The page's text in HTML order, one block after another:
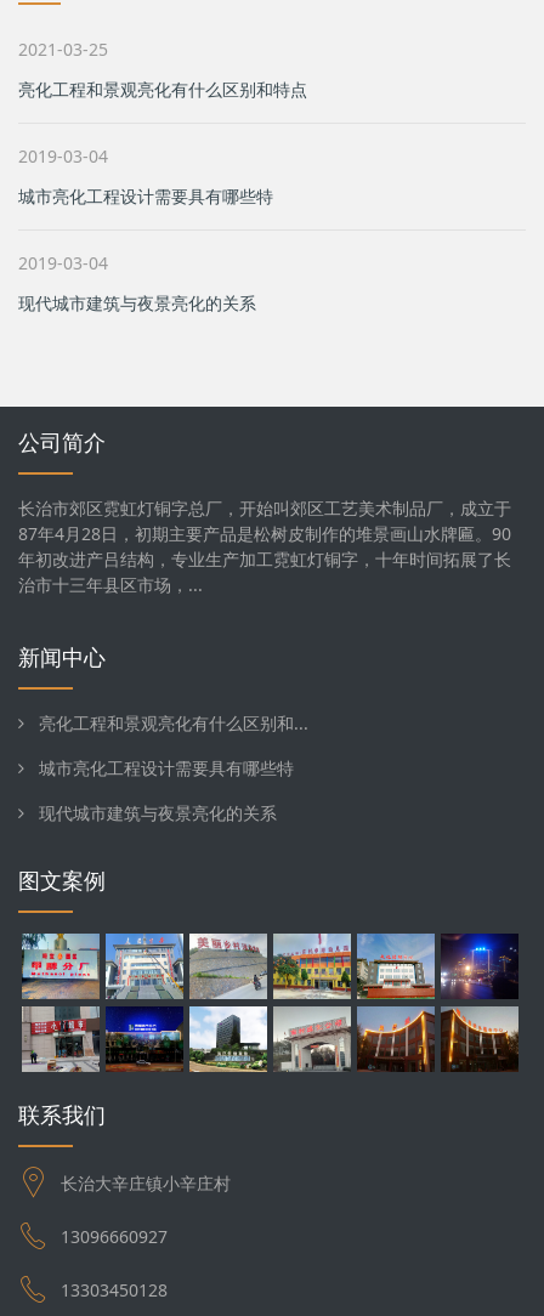
2021-03-25
亮化工程和景观亮化有什么区别和特点
2019-03-04
城市亮化工程设计需要具有哪些特
2019-03-04
现代城市建筑与夜景亮化的关系
公司简介
长治市郊区霓虹灯铜字总厂，开始叫郊区工艺美术制品厂，成立于
87年4月28日，初期主要产品是松树皮制作的堆景画山水牌匾。90
年初改进产吕结构，专业生产加工霓虹灯铜字，十年时间拓展了长
治市十三年县区市场，...
新闻中心
亮化工程和景观亮化有什么区别和...
城市亮化工程设计需要具有哪些特
现代城市建筑与夜景亮化的关系
图文案例
联系我们
长治大辛庄镇小辛庄村
13096660927
13303450128